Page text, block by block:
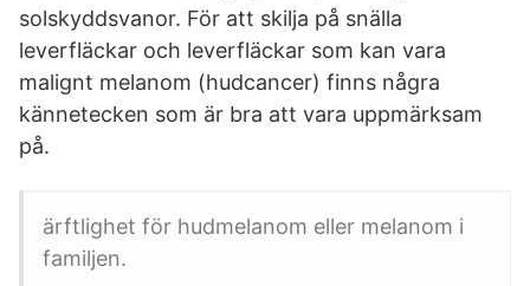
solskyddsvanor. För att skilja på snälla
leverfläckar och leverfläckar som kan vara
malignt melanom (hudcancer) finns några
kännetecken som är bra att vara uppmärksam
på.
ärftlighet för hudmelanom eller melanom i
familjen.